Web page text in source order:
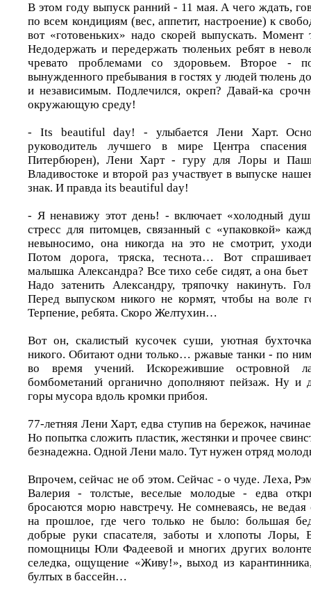
В этом году выпуск ранний - 11 мая. А чего ждать,
по всем кондициям (вес, аппетит, настроение) к
вот «готовеньких» надо скорей выпускать. Момент
Недодержать и передержать тюленьих ребят в
чревато проблемами со здоровьем. Второе -
вынужденного пребывания в гостях у людей тюлень
и независимым. Подлечился, окреп? Давай-ка
окружающую среду!
- Its beautiful day! - улыбается Лени Харт.
руководитель лучшего в мире Центра
Питербюрен), Лени Харт - гуру для Лоры и
Владивостоке и второй раз участвует в выпуске
знак. И правда its beautiful day!
- Я ненавижу этот день! - включает «холодный
стресс для питомцев, связанный с «упаковкой»
невыносимо, она никогда на это не смотрит,
Потом дорога, тряска, теснота… Вот
малышка Александра? Все тихо себе сидят, а она бьет
Надо затенить Александру, тряпочку накинуть.
Перед выпуском никого не кормят, чтобы на воле
Терпение, ребята. Скоро Желтухин…
Вот он, скалистый кусочек суши, уютная
никого. Обитают одни только… ржавые танки - по
во время учений. Искорежившие островной
бомбометаний органично дополняют пейзаж. Ну и
горы мусора вдоль кромки прибоя.
77-летняя Лени Харт, едва ступив на бережок,
Но попытка сложить пластик, жестянки и прочее
безнадежна. Одной Лени мало. Тут нужен отряд
Впрочем, сейчас не об этом. Сейчас - о чуде. Леха,
Валерия - толстые, веселые молодые - едва
бросаются морю навстречу. Не сомневаясь, не ведая
на прошлое, где чего только не было: большая
добрые руки спасателя, заботы и хлопоты Лоры,
помощницы Юли Фадеевой и многих других
селедка, ощущение «Живу!», выход из
бултых в бассейн…